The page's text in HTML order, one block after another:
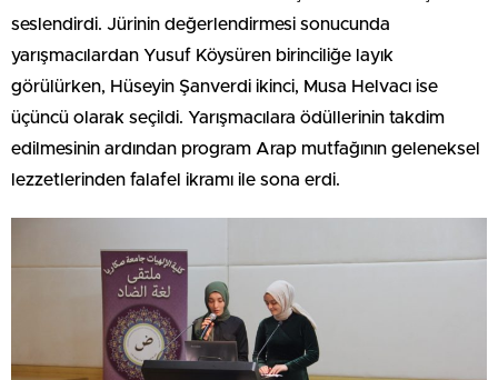
seslendirdi. Jürinin değerlendirmesi sonucunda
yarışmacılardan Yusuf Köysüren birinciliğe layık
görülürken, Hüseyin Şanverdi ikinci, Musa Helvacı ise
üçüncü olarak seçildi. Yarışmacılara ödüllerinin takdim
edilmesinin ardından program Arap mutfağının geleneksel
lezzetlerinden falafel ikramı ile sona erdi.